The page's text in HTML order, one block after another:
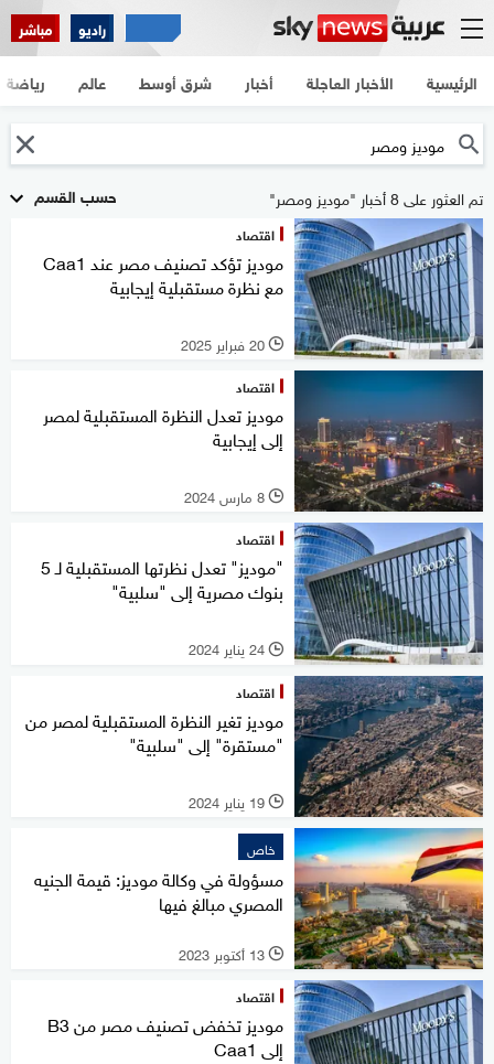
راديو مباشر
الرئيسية الأخبار العاجلة أخبار شرق أوسط عالم رياضة
حسب القسم تم العثور على 8 أخبار "موديز ومصر"
اقتصاد
موديز تؤكد تصنيف مصر عند Caa1
مع نظرة مستقبلية إيجابية
l 20 فبراير 2025
اقتصاد
موديز تعدل النظرة المستقبلية لمصر
إلى إيجابية
l 8 مارس 2024
اقتصاد
"موديز" تعدل نظرتها المستقبلية لـ 5
بنوك مصرية إلى "سلبية"
l 24 يناير 2024
اقتصاد
موديز تغير النظرة المستقبلية لمصر من
"مستقرة" إلى "سلبية"
l 19 يناير 2024
خاص
مسؤولة في وكالة موديز: قيمة الجنيه
المصري مبالغ فيها
l 13 أكتوبر 2023
اقتصاد
موديز تخفض تصنيف مصر من B3
إلى Caa1